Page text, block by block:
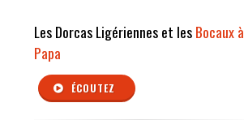
Les Dorcas Ligériennes et lesBocaux à
Papa
ÉCOUTEZ